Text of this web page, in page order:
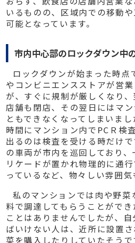
いるものの、区域内での移動
可能となっています。
市内中心部のロックダウン中
ロックダウンが始まった時点
やコンビニエンスストアが営
が、すぐに規制が厳しくなり
店舗も閉店、その翌日にはマ
ともできなくなってしまいま
時間にマンション内で PC Ｒ検
出るのは検査を受ける時だけ
の車両が市内を巡回しており
リケードが置かれ物理的に通
っているなど、物々しい雰囲気
私のマンションでは肉や野菜
料で調達してもらうことがで
ことはありませんでしたが、
ばいけない人は、近所に設置
菜を購入したりしていたそう